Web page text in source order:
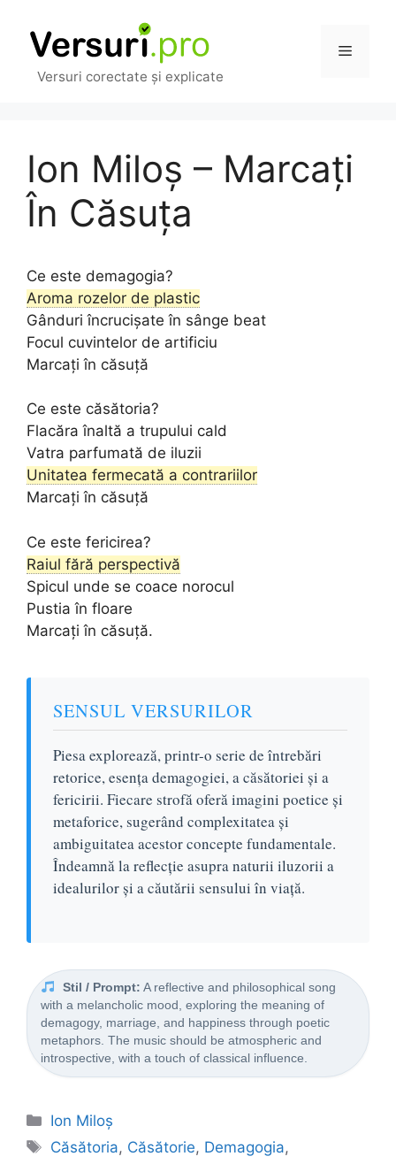
conținut
Versuri corectate și explicate
Meniu
Ion Miloș – Marcați
În Căsuța
Ce este demagogia?
Aroma rozelor de plastic
Gânduri încrucișate în sânge beat
Focul cuvintelor de artificiu
Marcați în căsuță
Ce este căsătoria?
Flacăra înaltă a trupului cald
Vatra parfumată de iluzii
Unitatea fermecată a contrariilor
Marcați în căsuță
Ce este fericirea?
Raiul fără perspectivă
Spicul unde se coace norocul
Pustia în floare
Marcați în căsuță.
SENSUL VERSURILOR
Piesa explorează, printr-o serie de întrebări
retorice, esența demagogiei, a căsătoriei și a
fericirii. Fiecare strofă oferă imagini poetice și
metaforice, sugerând complexitatea și
ambiguitatea acestor concepte fundamentale.
Îndeamnă la reflecție asupra naturii iluzorii a
idealurilor și a căutării sensului în viață.
Stil / Prompt: A reflective and philosophical song
with a melancholic mood, exploring the meaning of
demagogy, marriage, and happiness through poetic
metaphors. The music should be atmospheric and
introspective, with a touch of classical influence.
Categorii
Ion Miloș
Etichete
Căsătoria, Căsătorie, Demagogia,